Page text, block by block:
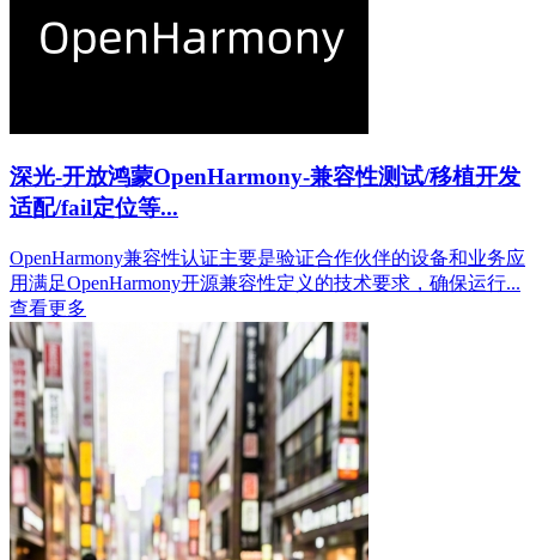
深光-开放鸿蒙OpenHarmony-兼容性测试/移植开发
适配/fail定位等...
OpenHarmony兼容性认证主要是验证合作伙伴的设备和业务应
用满足OpenHarmony开源兼容性定义的技术要求，确保运行...
查看更多